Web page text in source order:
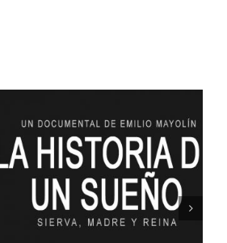
realizado con motivo de la